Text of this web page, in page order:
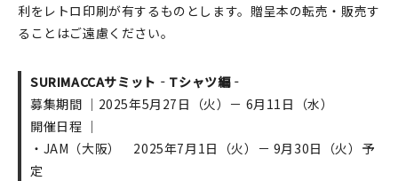
利をレトロ印刷が有するものとします。贈呈本の転売・販売す
ることはご遠慮ください。
SURIMACCAサミット‐Tシャツ編‐
募集期間 ｜2025年5月27日（火）－ 6月11日（水）
開催日程 ｜
・JAM（大阪） 2025年7月1日（火）－ 9月30日（火）予
定